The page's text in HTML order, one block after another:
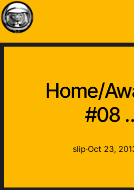
Home/
#08
slip·Oct 23,